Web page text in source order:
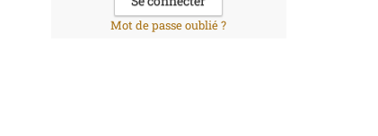
Mot de passe oublié ?